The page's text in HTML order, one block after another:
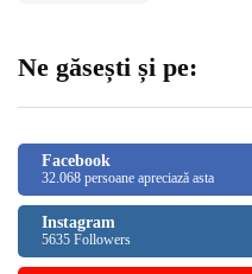
Ne găsești și pe:
Facebook
32.068 persoane apreciază asta
Instagram
5635 Followers